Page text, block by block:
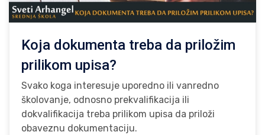
Koja dokumenta treba da priložim
prilikom upisa?
Svako koga interesuje uporedno ili vanredno
školovanje, odnosno prekvalifikacija ili
dokvalifikacija treba prilikom upisa da priloži
obaveznu dokumentaciju.